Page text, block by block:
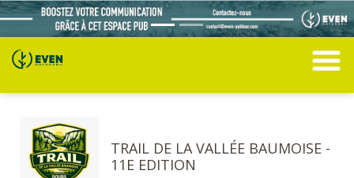
TRAIL DE LA VALLÉE BAUMOISE -
11E EDITION